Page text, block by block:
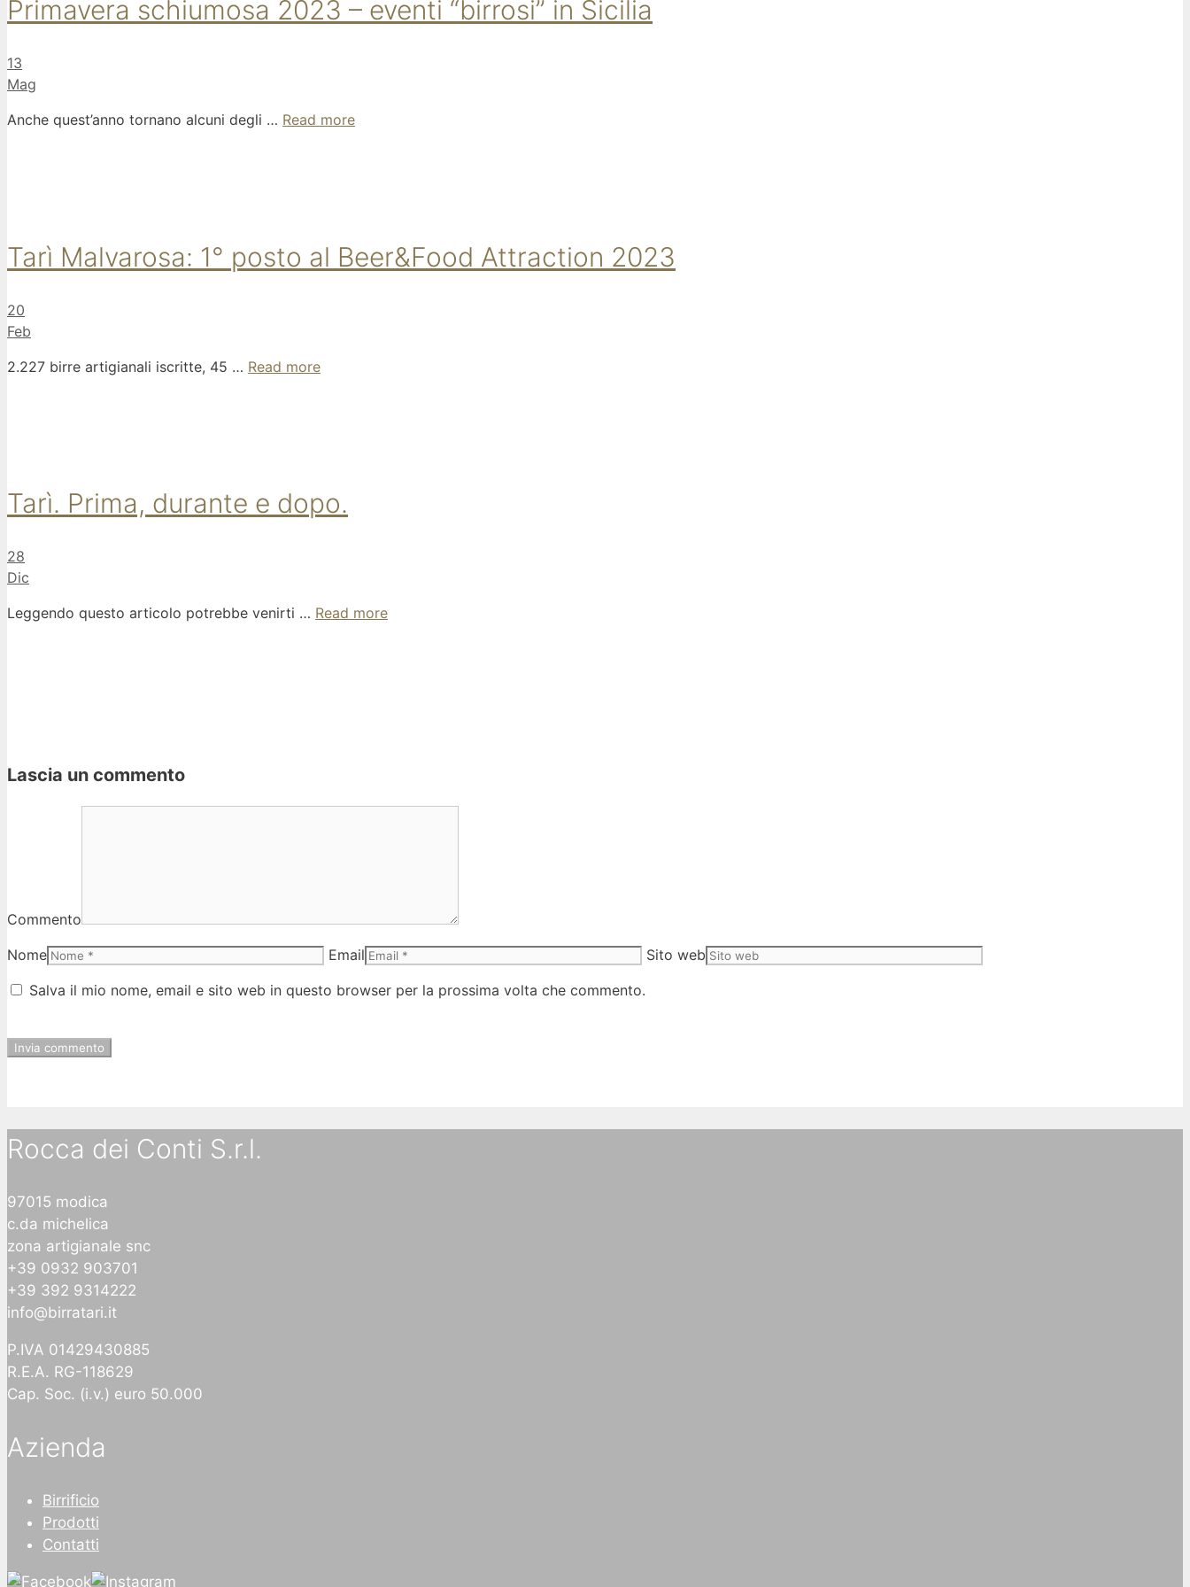
Primavera schiumosa 2023 – eventi “birrosi” in Sicilia
13
Mag
Anche quest’anno tornano alcuni degli … Read more
Tarì Malvarosa: 1° posto al Beer&Food Attraction 2023
20
Feb
2.227 birre artigianali iscritte, 45 … Read more
Tarì. Prima, durante e dopo.
28
Dic
Leggendo questo articolo potrebbe venirti … Read more
Lascia un commento
Commento
Nome
Email
Sito web
Salva il mio nome, email e sito web in questo browser per la prossima volta che commento.
Rocca dei Conti S.r.l.
97015 modica
c.da michelica
zona artigianale snc
+39 0932 903701
+39 392 9314222
info@birratari.it
P.IVA 01429430885
R.E.A. RG-118629
Cap. Soc. (i.v.) euro 50.000
Azienda
Birrificio
Prodotti
Contatti